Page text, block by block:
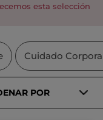
esta selección
Cuidado
POR